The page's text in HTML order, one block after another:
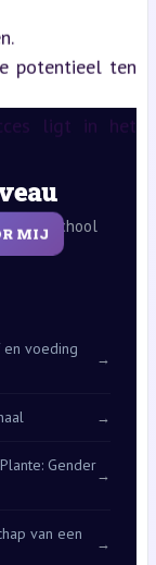
potentieel ten
ligt in het
MIJschool
voeding
→
→
Gender
→
van een
→